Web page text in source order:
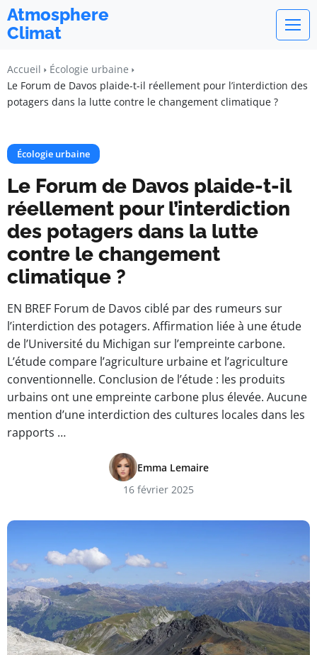
Atmosphere
Climat
Accueil
Écologie urbaine
Le Forum de Davos plaide-t-il réellement pour l’interdiction des
potagers dans la lutte contre le changement climatique ?
Écologie urbaine
Le Forum de Davos plaide-t-il
réellement pour l’interdiction
des potagers dans la lutte
contre le changement
climatique ?
EN BREF Forum de Davos ciblé par des rumeurs sur
l’interdiction des potagers. Affirmation liée à une étude
de l’Université du Michigan sur l’empreinte carbone.
L’étude compare l’agriculture urbaine et l’agriculture
conventionnelle. Conclusion de l’étude : les produits
urbains ont une empreinte carbone plus élevée. Aucune
mention d’une interdiction des cultures locales dans les
rapports …
Emma Lemaire
16 février 2025